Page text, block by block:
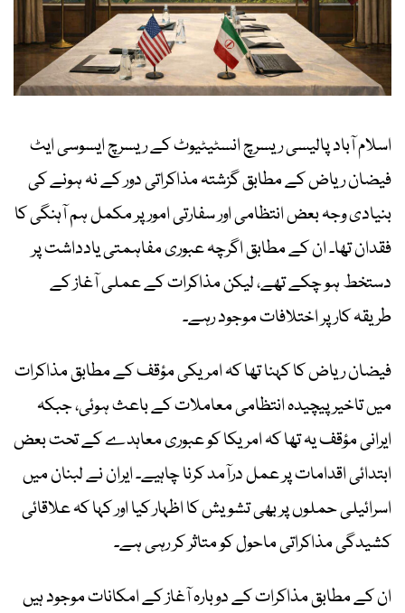
اسلام آباد پالیسی ریسرچ انسٹیٹیوٹ کے ریسرچ ایسوسی ایٹ
فیضان ریاض کے مطابق گزشتہ مذاکراتی دور کے نہ ہونے کی
بنیادی وجہ بعض انتظامی اور سفارتی امور پر مکمل ہم آہنگی کا
فقدان تھا۔ ان کے مطابق اگرچہ عبوری مفاہمتی یادداشت پر
دستخط ہو چکے تھے، لیکن مذاکرات کے عملی آغاز کے
طریقہ کار پر اختلافات موجود رہے۔
فیضان ریاض کا کہنا تھا کہ امریکی مؤقف کے مطابق مذاکرات
میں تاخیر پیچیدہ انتظامی معاملات کے باعث ہوئی، جبکہ
ایرانی مؤقف یہ تھا کہ امریکا کو عبوری معاہدے کے تحت بعض
ابتدائی اقدامات پر عمل درآمد کرنا چاہیے۔ ایران نے لبنان میں
اسرائیلی حملوں پر بھی تشویش کا اظہار کیا اور کہا کہ علاقائی
کشیدگی مذاکراتی ماحول کو متاثر کر رہی ہے۔
ان کے مطابق مذاکرات کے دوبارہ آغاز کے امکانات موجود ہیں